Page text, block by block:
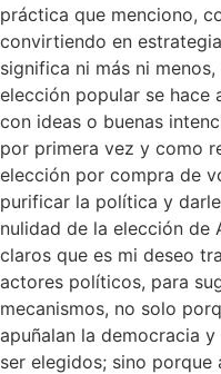
práctica que menciono,
convirtiendo en
significa ni más ni
elección popular se hace
con ideas o buenas
por primera vez y como
elección por compra de
purificar la política y
nulidad de la elección de
claros que es mi deseo
actores políticos, para
mecanismos, no solo
apuñalan la democracia
ser elegidos; sino porque